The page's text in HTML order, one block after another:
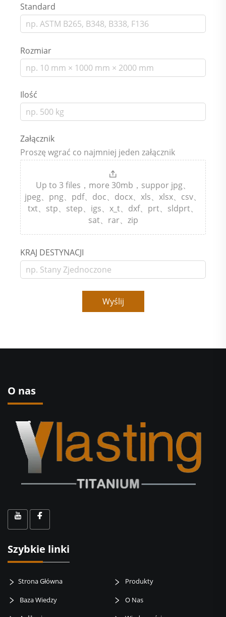
Standard
Rozmiar
Ilość
Załącznik
Proszę wgrać co najmniej jeden załącznik
Up to 3 files，more 30mb，suppor jpg、
jpeg、png、pdf、doc、docx、xls、xlsx、csv、
txt、stp、step、igs、x_t、dxf、prt、sldprt、
sat、rar、zip
KRAJ DESTYNACJI
Wyślij
O nas
Szybkie linki
Strona Główna Produkty
Baza Wiedzy O Nas